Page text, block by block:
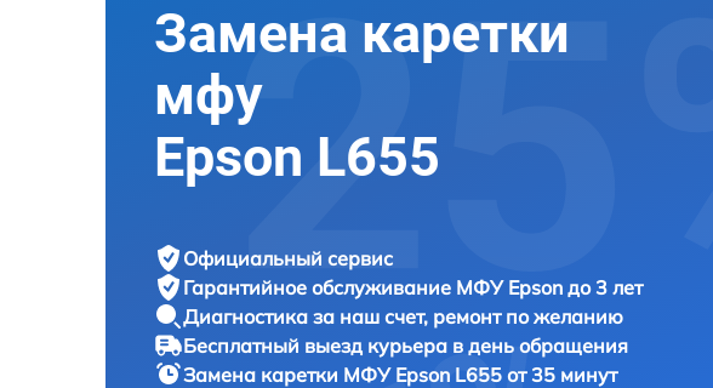
Замена каретки
мфу
Epson L655
Официальный сервис
Гарантийное обслуживание МФУ Epson до 3 лет
Диагностика за наш счет, ремонт по желанию
Бесплатный выезд курьера в день обращения
Замена каретки МФУ Epson L655 от 35 минут